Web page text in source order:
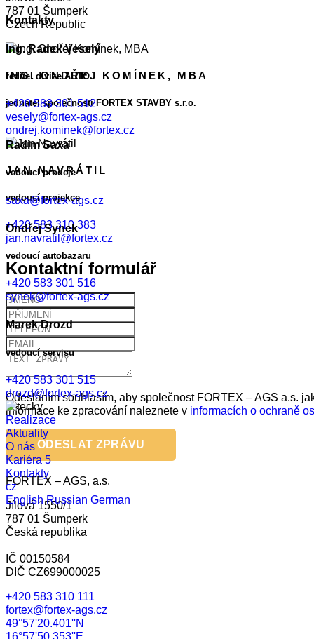
Kontakty
Ing. Radek Veselý
ředitel divize AUTO
+420 583 301 512
vesely@fortex-ags.cz
Radim Saxa
vedoucí prodeje
saxa@fortex-ags.cz
Ondřej Synek
vedoucí autobazaru
+420 583 301 516
synek@fortex-ags.cz
Marek Drozd
vedoucí servisu
+420 583 301 515
drozd@fortex-ags.cz
Realizace
Aktuality
O nás
Kariéra5
Kontakty
cz
EnglishRussian German
787 01 Šumperk
Czech Republic
ING. ONDŘEJ KOMÍNEK, MBA
jednatel společnosti FORTEX STAVBY s.r.o.
ondrej.kominek@fortex.cz
JAN NAVRÁTIL
vedoucí projekce
+420 583 310 383
jan.navratil@fortex.cz
Kontaktní formulář
Odesláním souhlasím, aby společnost FORTEX – AGS a.s.
informace ke zpracování naleznete v informacích o ochraně
ODESLAT ZPRÁVU
FORTEX – AGS, a.s.
Jílová 1550/1
787 01 Šumperk
Česká republika
IČ 00150584
DIČ CZ699000025
+420 583 310 111
fortex@fortex-ags.cz
49°57'20.401''N